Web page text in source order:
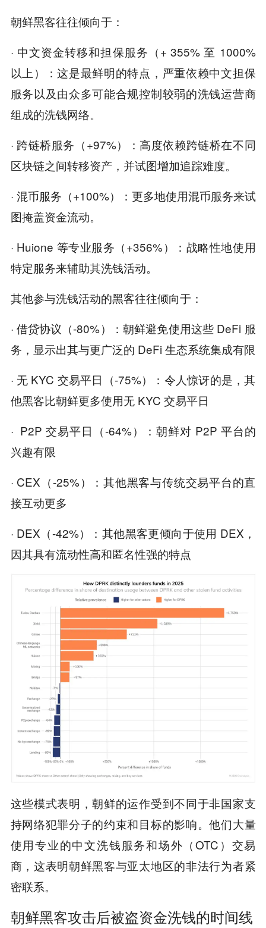
朝鲜黑客往往倾向于：
· 中文资金转移和担保服务（+ 355% 至 1000%
以上）：这是最鲜明的特点，严重依赖中文担保
服务以及由众多可能合规控制较弱的洗钱运营商
组成的洗钱网络。
· 跨链桥服务（+97%）：高度依赖跨链桥在不同
区块链之间转移资产，并试图增加追踪难度。
· 混币服务（+100%）：更多地使用混币服务来试
图掩盖资金流动。
· Huione 等专业服务（+356%）：战略性地使用
特定服务来辅助其洗钱活动。
其他参与洗钱活动的黑客往往倾向于：
· 借贷协议（-80%）：朝鲜避免使用这些 DeFi 服
务，显示出其与更广泛的 DeFi 生态系统集成有限
· 无 KYC 交易平日（-75%）：令人惊讶的是，其
他黑客比朝鲜更多使用无 KYC 交易平日
· P2P 交易平日（-64%）：朝鲜对 P2P 平台的
兴趣有限
· CEX（-25%）：其他黑客与传统交易平台的直
接互动更多
· DEX（-42%）：其他黑客更倾向于使用 DEX，
因其具有流动性高和匿名性强的特点
这些模式表明，朝鲜的运作受到不同于非国家支
持网络犯罪分子的约束和目标的影响。他们大量
使用专业的中文洗钱服务和场外（OTC）交易
商，这表明朝鲜黑客与亚太地区的非法行为者紧
密联系。
朝鲜黑客攻击后被盗资金洗钱的时间线